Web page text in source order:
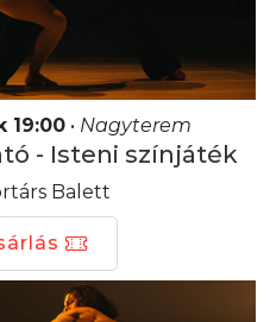
19:00 • Nagyterem
- Isteni színjáték
Balett